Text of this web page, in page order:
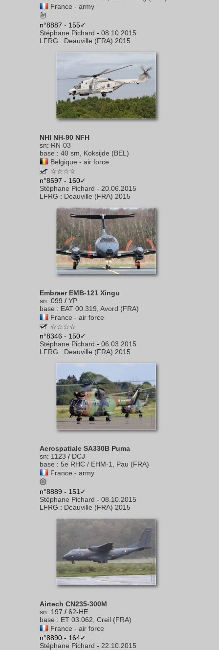
France - army
n°8887 - 155✓
Stéphane Pichard - 08.10.2015
LFRG : Deauville (FRA) 2015
NHI NH-90 NFH
sn: RN-03
base : 40 sm, Koksijde (BEL)
Belgique - air force
☆☆☆☆
n°8597 - 160✓
Stéphane Pichard - 20.06.2015
LFRG : Deauville (FRA) 2015
Embraer EMB-121 Xingu
sn: 099 / YP
base : EAT 00.319, Avord (FRA)
France - air force
☆☆☆☆
n°8346 - 150✓
Stéphane Pichard - 06.03.2015
LFRG : Deauville (FRA) 2015
Aerospatiale SA330B Puma
sn: 1123 / DCJ
base : 5e RHC / EHM-1, Pau (FRA)
France - army
n°8889 - 151✓
Stéphane Pichard - 08.10.2015
LFRG : Deauville (FRA) 2015
Airtech CN235-300M
sn: 197 / 62-HE
base : ET 03.062, Creil (FRA)
France - air force
n°8890 - 164✓
Stéphane Pichard - 22.10.2015